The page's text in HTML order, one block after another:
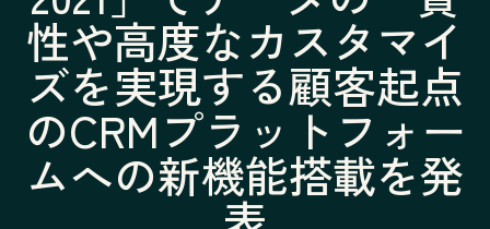
性や高度なカスタマイ
ズを実現する顧客起点
のCRMプラットフォー
ムへの新機能搭載を発